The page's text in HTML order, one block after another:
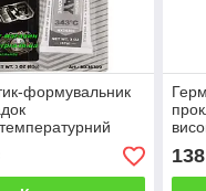
формувальник
Gasket
138